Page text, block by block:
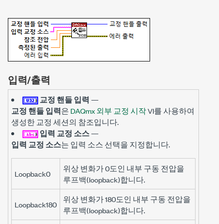
입력/출력
교정 핸들 입력 —
교정 핸들 입력은 DAQmx 외부 교정 시작VI를 사용하여
생성한 교정 세션의 참조입니다.
입력 교정 소스—
입력 교정 소스는 입력 소스 선택을 지정합니다.
Loopback0
위상 변화가 0도인 내부 구동 전압을
루프백(loopback)합니다.
Loopback180
위상 변화가 180도인 내부 구동 전압을
루프백(loopback)합니다.